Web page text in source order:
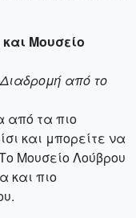
Μουσείο
από το
από τα πιο
και μπορείτε να
Μουσείο Λούβρου
και πιο